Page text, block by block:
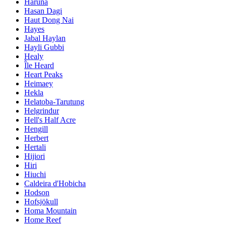
Hasan Dagi
Haut Dong Nai
Hayes
Jabal Haylan
Hayli Gubbi
Healy
Île Heard
Heart Peaks
Heimaey
Hekla
Helatoba-Tarutung
Helgrindur
Hell's Half Acre
Hengill
Herbert
Hertali
Hijiori
Hiri
Hiuchi
Caldeira d'Hobicha
Hodson
Hofsjökull
Homa Mountain
Home Reef